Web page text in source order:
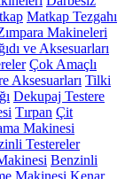
Matkap Tezgahı
Makineleri
ve Aksesuarları
Çok Amaçlı
Aksesuarları Tilki
Dekupaj Testere
Tırpan Çit
Makinesi
Testereler
Benzinli
Makinesi Kenar